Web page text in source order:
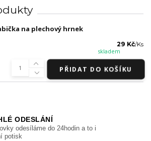
na plechový hrnek
29 Kč/Ks
skladem
PŘIDAT DO KOŠÍKU
ODESLÁNÍ
odesíláme do 24hodin a to i
potisk